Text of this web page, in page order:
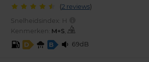
(2 reviews)
Snelheidsindex: H
Kenmerken:
,
D
B 69dB